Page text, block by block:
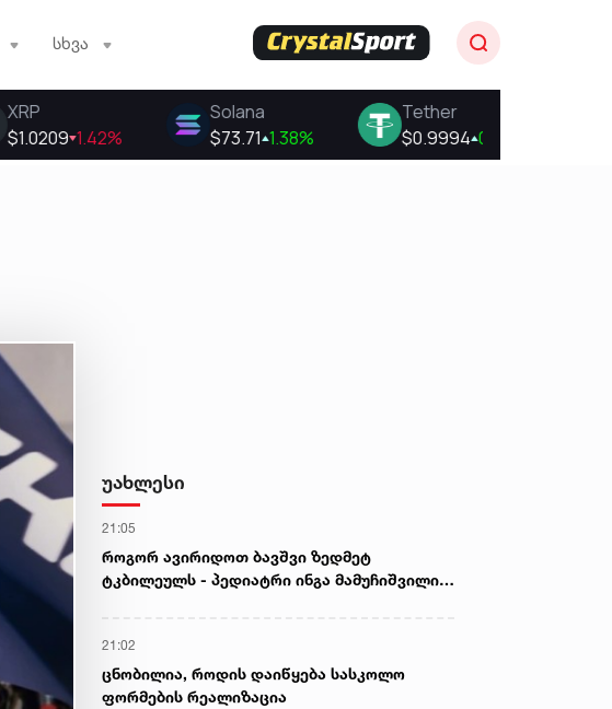
სხვა
უახლესი
21:05
როგორ ავირიდოთ ბავშვი ზედმეტ
ტკბილეულს - პედიატრი ინგა მამუჩიშვილი
21:02
ცნობილია, როდის დაიწყება სასკოლო
ფორმების რეალიზაცია